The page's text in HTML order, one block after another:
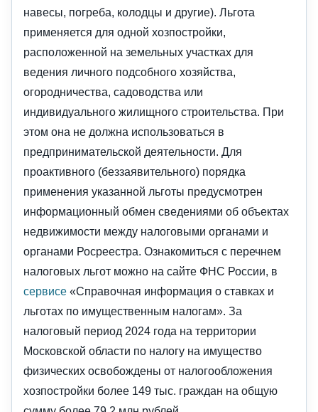
навесы, погреба, колодцы и другие). Льгота
применяется для одной хозпостройки,
расположенной на земельных участках для
ведения личного подсобного хозяйства,
огородничества, садоводства или
индивидуального жилищного строительства. При
этом она не должна использоваться в
предпринимательской деятельности. Для
проактивного (беззаявительного) порядка
применения указанной льготы предусмотрен
информационный обмен сведениями об объектах
недвижимости между налоговыми органами и
органами Росреестра. Ознакомиться с перечнем
налоговых льгот можно на сайте ФНС России, в
сервисе «Справочная информация о ставках и
льготах по имущественным налогам». За
налоговый период 2024 года на территории
Московской области по налогу на имущество
физических освобождены от налогообложения
хозпостройки более 149 тыс. граждан на общую